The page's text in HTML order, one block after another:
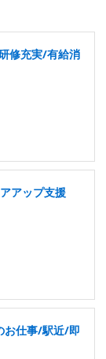
修充実/有給消
アップ支援
お仕事/駅近/即